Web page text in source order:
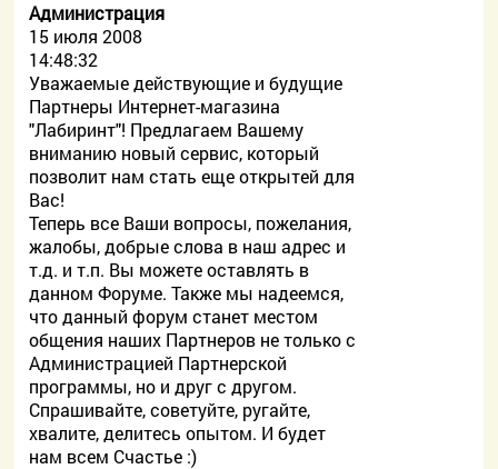
Администрация
15 июля 2008
14:48:32
Уважаемые действующие и будущие
Партнеры Интернет-магазина
"Лабиринт"! Предлагаем Вашему
вниманию новый сервис, который
позволит нам стать еще открытей для
Вас!
Теперь все Ваши вопросы, пожелания,
жалобы, добрые слова в наш адрес и
т.д. и т.п. Вы можете оставлять в
данном Форуме. Также мы надеемся,
что данный форум станет местом
общения наших Партнеров не только с
Администрацией Партнерской
программы, но и друг с другом.
Спрашивайте, советуйте, ругайте,
хвалите, делитесь опытом. И будет
нам всем Счастье :)